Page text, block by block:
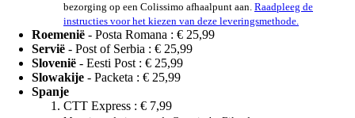
bezorging op een Colissimo afhaalpunt aan. Raadpleeg de
instructies voor het kiezen van deze leveringsmethode.
Roemenië - Posta Romana : € 25,99
Servië - Post of Serbia : € 25,99
Slovenië - Eesti Post : € 25,99
Slowakije - Packeta : € 25,99
Spanje
CTT Express : € 7,99